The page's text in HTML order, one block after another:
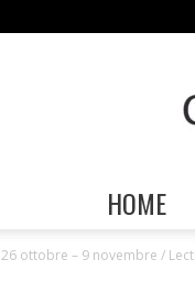
HOME
26 ottobre – 9 novembre /